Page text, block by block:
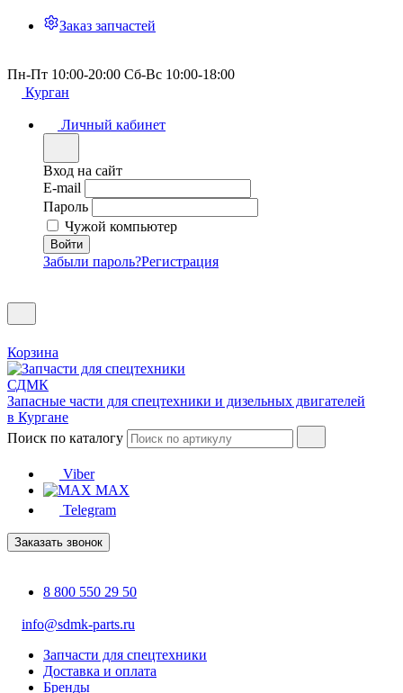
Заказ запчастей
Пн-Пт 10:00-20:00 Сб-Вс 10:00-18:00
Курган
Личный кабинет
Вход на сайт
E-mail
Пароль
Чужой компьютер
Забыли пароль?Регистрация
Корзина
Запасные части для спецтехники и дизельных двигателей
в Кургане
Поиск по каталогу
Viber
MAX
Telegram
Заказать звонок
8 800 550 29 50
info@sdmk-parts.ru
Запчасти для спецтехники
Доставка и оплата
Бренды